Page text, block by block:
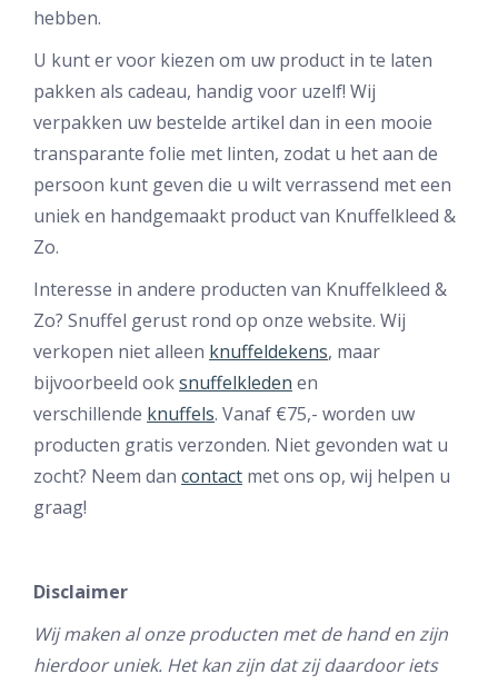
hebben.
U kunt er voor kiezen om uw product in te laten
pakken als cadeau, handig voor uzelf! Wij
verpakken uw bestelde artikel dan in een mooie
transparante folie met linten, zodat u het aan de
persoon kunt geven die u wilt verrassend met een
uniek en handgemaakt product van Knuffelkleed &
Zo.
Interesse in andere producten van Knuffelkleed &
Zo? Snuffel gerust rond op onze website. Wij
verkopen niet alleen knuffeldekens, maar
bijvoorbeeld ooksnuffelkleden en
verschillende knuffels. Vanaf €75,- worden uw
producten gratis verzonden. Niet gevonden wat u
zocht? Neem dan contact met ons op, wij helpen u
graag!
Disclaimer
Wij maken al onze producten met de hand en zijn
hierdoor uniek. Het kan zijn dat zij daardoor iets